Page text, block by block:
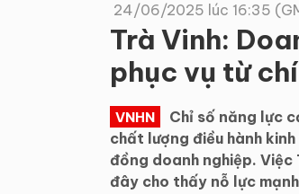
24/06/2025 lúc 16:35
Trà Vinh:
phục vụ từ
VNHN
Chỉ số năng lực
chất lượng điều hành
đồng doanh nghiệp. Việc
đây cho thấy nỗ lực